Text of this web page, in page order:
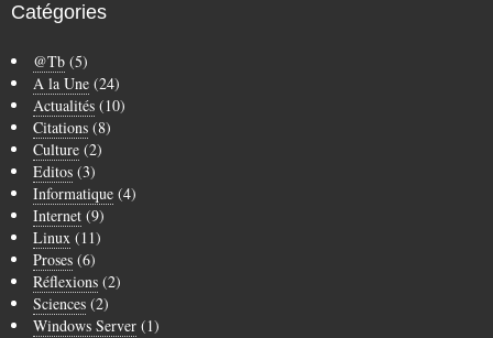
Catégories
@Tb (5)
A la Une (24)
Actualités (10)
Citations (8)
Culture (2)
Editos (3)
Informatique (4)
Internet (9)
Linux (11)
Proses (6)
Réflexions (2)
Sciences (2)
Windows Server (1)